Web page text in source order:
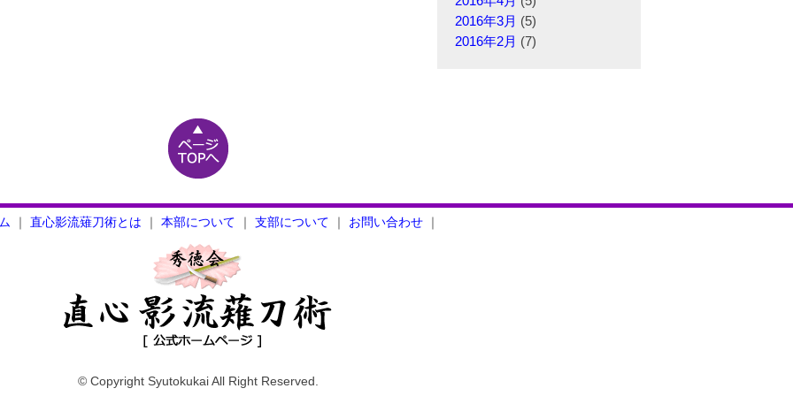
2016年3月 (5)
2016年2月 (7)
｜ 直心影流薙刀術とは ｜ 本部について ｜ 支部について ｜ お問い合わせ ｜
© Copyright Syutokukai All Right Reserved.